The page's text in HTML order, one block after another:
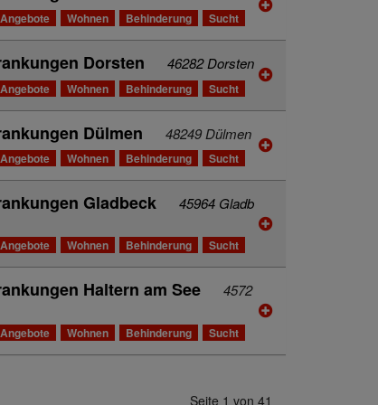
Wohnen Behinderung Sucht
Dorsten 46282 Dorsten
Wohnen Behinderung Sucht
Dülmen 48249 Dülmen
Wohnen Behinderung Sucht
Gladbeck
45964 Gladb
Wohnen Behinderung Sucht
Haltern am See
4572
Wohnen Behinderung Sucht
Seite 1 von 41